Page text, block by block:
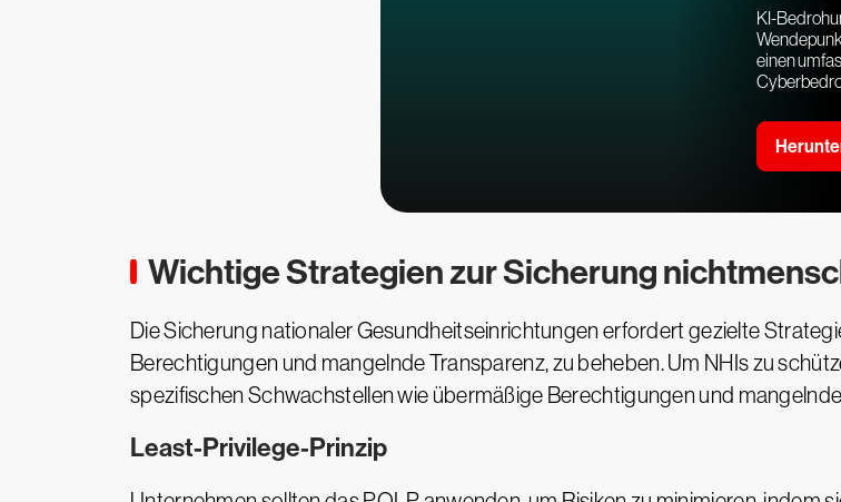
KI-
einen
Wichtige Strategien zur Sicherung
Die Sicherung nationaler Gesundheitseinrichtungen erfordert gezielte
Berechtigungen und mangelnde Transparenz, zu beheben. Um NHIs zu
spezifischen Schwachstellen wie übermäßige Berechtigungen und
Least-Privilege-Prinzip